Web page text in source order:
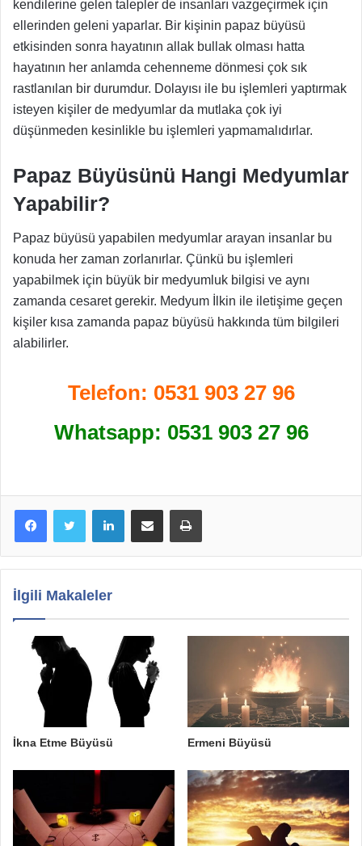
kendilerine gelen talepler de insanları vazgeçirmek için
ellerinden geleni yaparlar. Bir kişinin papaz büyüsü
etkisinden sonra hayatının allak bullak olması hatta
hayatının her anlamda cehenneme dönmesi çok sık
rastlanılan bir durumdur. Dolayısı ile bu işlemleri yaptırmak
isteyen kişiler de medyumlar da mutlaka çok iyi
düşünmeden kesinlikle bu işlemleri yapmamalıdırlar.
Papaz Büyüsünü Hangi Medyumlar
Yapabilir?
Papaz büyüsü yapabilen medyumlar arayan insanlar bu
konuda her zaman zorlanırlar. Çünkü bu işlemleri
yapabilmek için büyük bir medyumluk bilgisi ve aynı
zamanda cesaret gerekir. Medyum İlkin ile iletişime geçen
kişiler kısa zamanda papaz büyüsü hakkında tüm bilgileri
alabilirler.
Telefon: 0531 903 27 96
Whatsapp: 0531 903 27 96
İlgili Makaleler
İkna Etme Büyüsü Ermeni Büyüsü